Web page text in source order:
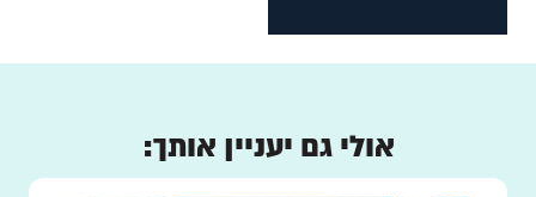
אולי גם יעניין אותך: